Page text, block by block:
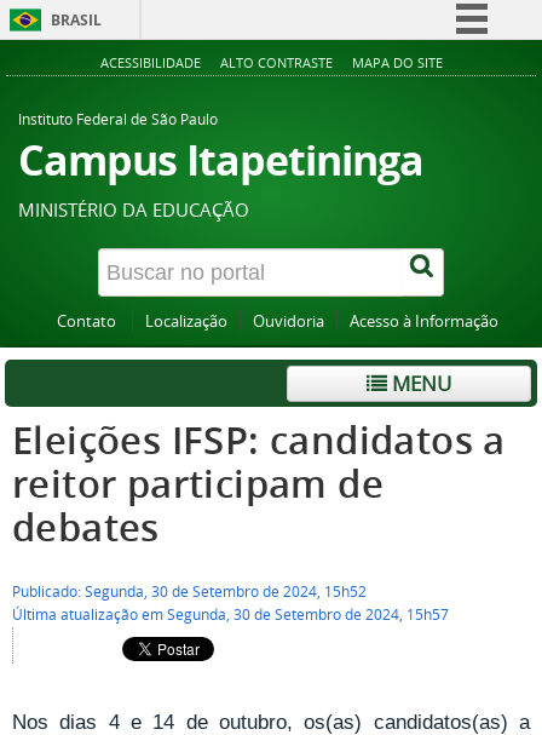
BRASIL
Simplifique!
Acesso à informação
Canais
ACESSIBILIDADE ALTO CONTRASTE MAPA DO SITE
Instituto Federal de São Paulo
Campus Itapetininga
MINISTÉRIO DA EDUCAÇÃO
Contato Localização Ouvidoria Acesso à Informação
MENU
Eleições IFSP: candidatos a
reitor participam de
debates
Publicado: Segunda, 30 de Setembro de 2024, 15h52
Última atualização em Segunda, 30 de Setembro de 2024, 15h57
Nos dias 4 e 14 de outubro, os(as) candidatos(as) a